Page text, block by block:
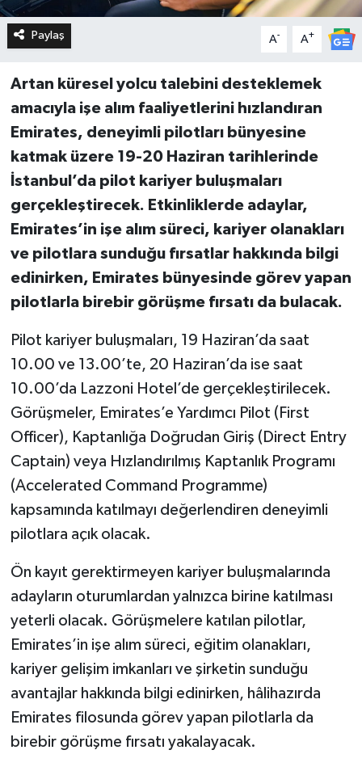
Paylaş A- A+
Artan küresel yolcu talebini desteklemek
amacıyla işe alım faaliyetlerini hızlandıran
Emirates, deneyimli pilotları bünyesine
katmak üzere 19-20 Haziran tarihlerinde
İstanbul’da pilot kariyer buluşmaları
gerçekleştirecek. Etkinliklerde adaylar,
Emirates’in işe alım süreci, kariyer olanakları
ve pilotlara sunduğu fırsatlar hakkında bilgi
edinirken, Emirates bünyesinde görev yapan
pilotlarla birebir görüşme fırsatı da bulacak.
Pilot kariyer buluşmaları, 19 Haziran’da saat
10.00 ve 13.00’te, 20 Haziran’da ise saat
10.00’da Lazzoni Hotel’de gerçekleştirilecek.
Görüşmeler, Emirates’e Yardımcı Pilot (First
Officer), Kaptanlığa Doğrudan Giriş (Direct Entry
Captain) veya Hızlandırılmış Kaptanlık Programı
(Accelerated Command Programme)
kapsamında katılmayı değerlendiren deneyimli
pilotlara açık olacak.
Ön kayıt gerektirmeyen kariyer buluşmalarında
adayların oturumlardan yalnızca birine katılması
yeterli olacak. Görüşmelere katılan pilotlar,
Emirates’in işe alım süreci, eğitim olanakları,
kariyer gelişim imkanları ve şirketin sunduğu
avantajlar hakkında bilgi edinirken, hâlihazırda
Emirates filosunda görev yapan pilotlarla da
birebir görüşme fırsatı yakalayacak.